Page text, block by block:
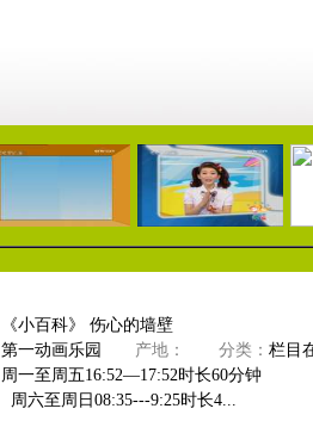
29:10 28:53
《小百科》 伤心的墙壁
第一动画乐园 产地： 分类： 栏目
周一至周五16:52—17:52时长60分钟
周六至周日08:35---9:25时长4...